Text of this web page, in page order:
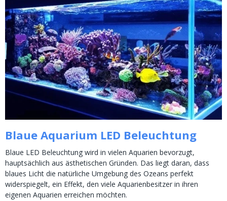
Blaue Aquarium LED Beleuchtung
Blaue LED Beleuchtung wird in vielen Aquarien bevorzugt,
hauptsächlich aus ästhetischen Gründen. Das liegt daran, dass
blaues Licht die natürliche Umgebung des Ozeans perfekt
widerspiegelt, ein Effekt, den viele Aquarienbesitzer in ihren
eigenen Aquarien erreichen möchten.